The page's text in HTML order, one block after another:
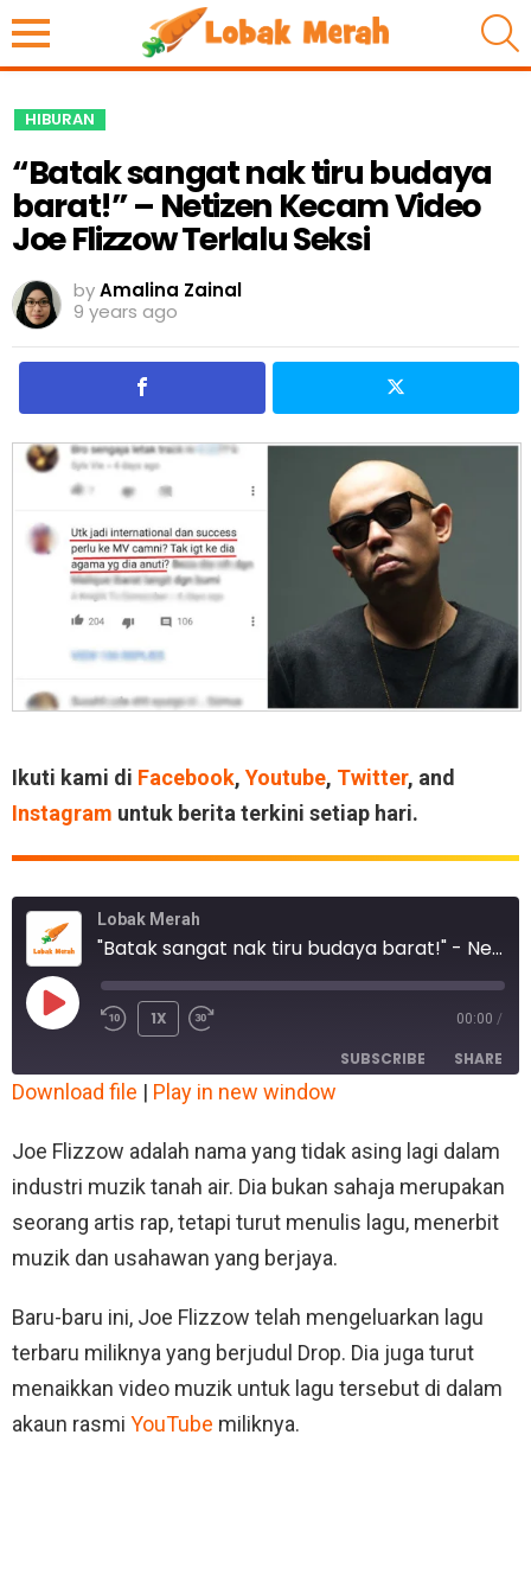
HIBURAN
“Batak sangat nak tiru budaya
barat!” – Netizen Kecam Video
Joe Flizzow Terlalu Seksi
byAmalina Zainal
9 years ago
Ikuti kami di Facebook, Youtube, Twitter, and
Instagram untuk berita terkini setiap hari.
Lobak Merah
"Batak sangat nak tiru budaya barat!" - Netizen Kecam Video Joe Flizzow Terlalu Seksi
1X 00:00 /
SUBSCRIBE SHARE
RSS FEED
LINK
EMBED
Download file | Play in new window
Joe Flizzow adalah nama yang tidak asing lagi dalam
industri muzik tanah air. Dia bukan sahaja merupakan
seorang artis rap, tetapi turut menulis lagu, menerbit
muzik dan usahawan yang berjaya.
Baru-baru ini, Joe Flizzow telah mengeluarkan lagu
terbaru miliknya yang berjudul Drop. Dia juga turut
menaikkan video muzik untuk lagu tersebut di dalam
akaun rasmi YouTube miliknya.